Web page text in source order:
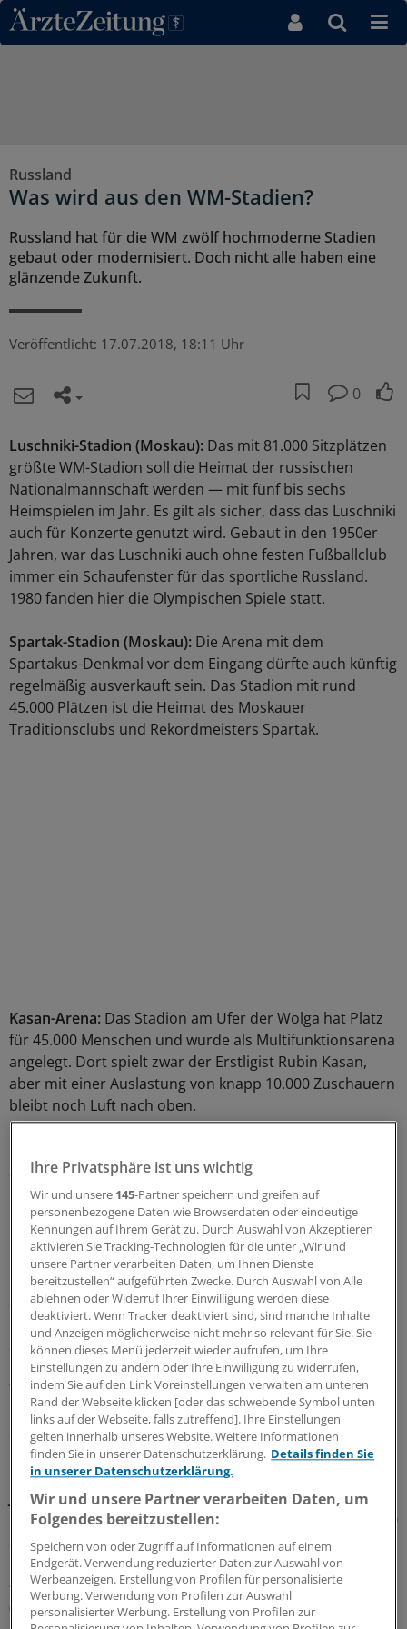
Direkt zum Inhaltsbereich
Russland
Was wird aus den WM-Stadien?
Russland hat für die WM zwölf hochmoderne Stadien
gebaut oder modernisiert. Doch nicht alle haben eine
glänzende Zukunft.
Veröffentlicht: 17.07.2018, 18:11 Uhr
0
Luschniki-Stadion (Moskau): Das mit 81.000 Sitzplätzen
größte WM-Stadion soll die Heimat der russischen
Nationalmannschaft werden — mit fünf bis sechs
Heimspielen im Jahr. Es gilt als sicher, dass das Luschniki
auch für Konzerte genutzt wird. Gebaut in den 1950er
Jahren, war das Luschniki auch ohne festen Fußballclub
immer ein Schaufenster für das sportliche Russland.
1980 fanden hier die Olympischen Spiele statt.
Spartak-Stadion (Moskau): Die Arena mit dem
Spartakus-Denkmal vor dem Eingang dürfte auch künftig
regelmäßig ausverkauft sein. Das Stadion mit rund
45.000 Plätzen ist die Heimat des Moskauer
Traditionsclubs und Rekordmeisters Spartak.
Kasan-Arena: Das Stadion am Ufer der Wolga hat Platz
für 45.000 Menschen und wurde als Multifunktionsarena
angelegt. Dort spielt zwar der Erstligist Rubin Kasan,
aber mit einer Auslastung von knapp 10.000 Zuschauern
bleibt noch Luft nach oben.
2014, dem Confed Cup 2017 und der WM stehen vorerst
keine sportlichen Großereignisse mehr in Sotschi an.
Einen Erstligisten hat der Badeort am Schwarzen Meer
nicht. Vor wenigen Monaten wurde der Profiverein
Dynamo St. Petersburg aus der zweiten Liga in den FK
Sotschi umgewandelt — doch die Fanbase dürfte noch
sehr dünn sein.
St. Petersburg-Stadion:Mit fast einer Milliarde Euro ist
die neu gebaute Arena in St. Petersburg das teuerste
WM-Stadion. Die Ränge zu füllen, dürfte in der
Metropole an der Newa ein Leichtes sein, denn in dem
Stadion mit 67.000 Plätzen spielt Zenit St. Petersburg,
einer der erfolgreichsten russischen Vereine.
Jekaterinburg-Arena:Das Stadion wird nach der WM
umgebaut, die Zahl der Plätze wird von 35.000 auf 25.000
sinken — für Spiele des Heimatvereins FK Ural.
- Kaliningrad-Stadion:Die Ostseemetropole Kaliningrad
(früher Königsberg) gehört zu den Städten, die keinen
Ihre Privatsphäre ist uns wichtig
Wir und unsere 145-Partner speichern und greifen auf
personenbezogene Daten wie Browserdaten oder eindeutige
Kennungen auf Ihrem Gerät zu. Durch Auswahl von Akzeptieren
aktivieren Sie Tracking-Technologien für die unter „Wir und
unsere Partner verarbeiten Daten, um Ihnen Dienste
bereitzustellen“ aufgeführten Zwecke. Durch Auswahl von Alle
ablehnen oder Widerruf Ihrer Einwilligung werden diese
deaktiviert. Wenn Tracker deaktiviert sind, sind manche Inhalte
und Anzeigen möglicherweise nicht mehr so relevant für Sie. Sie
können dieses Menü jederzeit wieder aufrufen, um Ihre
Einstellungen zu ändern oder Ihre Einwilligung zu widerrufen,
indem Sie auf den Link Voreinstellungen verwalten am unteren
Rand der Webseite klicken [oder das schwebende Symbol unten
links auf der Webseite, falls zutreffend]. Ihre Einstellungen
gelten innerhalb unseres Website. Weitere Informationen
finden Sie in unserer Datenschutzerklärung. Details finden Sie
in unserer Datenschutzerklärung.
Wir und unsere Partner verarbeiten Daten, um
Folgendes bereitzustellen:
Speichern von oder Zugriff auf Informationen auf einem
Endgerät. Verwendung reduzierter Daten zur Auswahl von
Werbeanzeigen. Erstellung von Profilen für personalisierte
Werbung. Verwendung von Profilen zur Auswahl
personalisierter Werbung. Erstellung von Profilen zur